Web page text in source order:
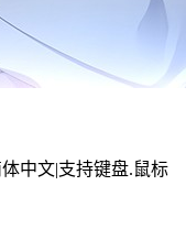
中文|支持键盘.鼠标